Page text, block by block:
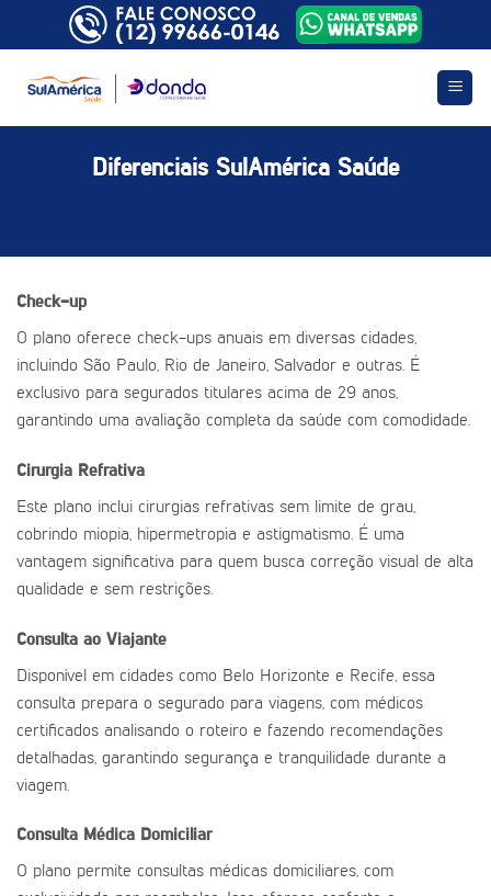
Diferenciais SulAmérica Saúde
Check-up
O plano oferece check-ups anuais em diversas cidades,
incluindo São Paulo, Rio de Janeiro, Salvador e outras. É
exclusivo para segurados titulares acima de 29 anos,
garantindo uma avaliação completa da saúde com comodidade.
Cirurgia Refrativa
Este plano inclui cirurgias refrativas sem limite de grau,
cobrindo miopia, hipermetropia e astigmatismo. É uma
vantagem significativa para quem busca correção visual de alta
qualidade e sem restrições.
Consulta ao Viajante
Disponível em cidades como Belo Horizonte e Recife, essa
consulta prepara o segurado para viagens, com médicos
certificados analisando o roteiro e fazendo recomendações
detalhadas, garantindo segurança e tranquilidade durante a
viagem.
Consulta Médica Domiciliar
O plano permite consultas médicas domiciliares, com